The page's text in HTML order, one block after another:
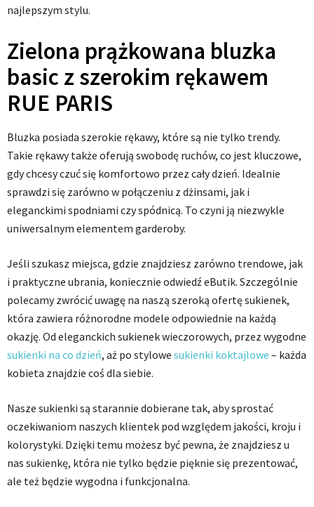
najlepszym stylu.
Zielona prążkowana bluzka
basic z szerokim rękawem
RUE PARIS
Bluzka posiada szerokie rękawy, które są nie tylko trendy.
Takie rękawy także oferują swobodę ruchów, co jest kluczowe,
gdy chcesy czuć się komfortowo przez cały dzień. Idealnie
sprawdzi się zarówno w połączeniu z dżinsami, jak i
eleganckimi spodniami czy spódnicą. To czyni ją niezwykle
uniwersalnym elementem garderoby.
Jeśli szukasz miejsca, gdzie znajdziesz zarówno trendowe, jak
i praktyczne ubrania, koniecznie odwiedź eButik. Szczególnie
polecamy zwrócić uwagę na naszą szeroką ofertę sukienek,
która zawiera różnorodne modele odpowiednie na każdą
okazję. Od eleganckich sukienek wieczorowych, przez wygodne
sukienki na co dzień, aż po stylowe sukienki koktajlowe – każda
kobieta znajdzie coś dla siebie.
Nasze sukienki są starannie dobierane tak, aby sprostać
oczekiwaniom naszych klientek pod względem jakości, kroju i
kolorystyki. Dzięki temu możesz być pewna, że znajdziesz u
nas sukienkę, która nie tylko będzie pięknie się prezentować,
ale też będzie wygodna i funkcjonalna.